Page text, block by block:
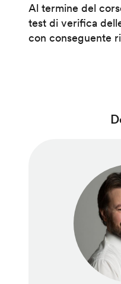
Al termine del
test di verifica
con conseguente